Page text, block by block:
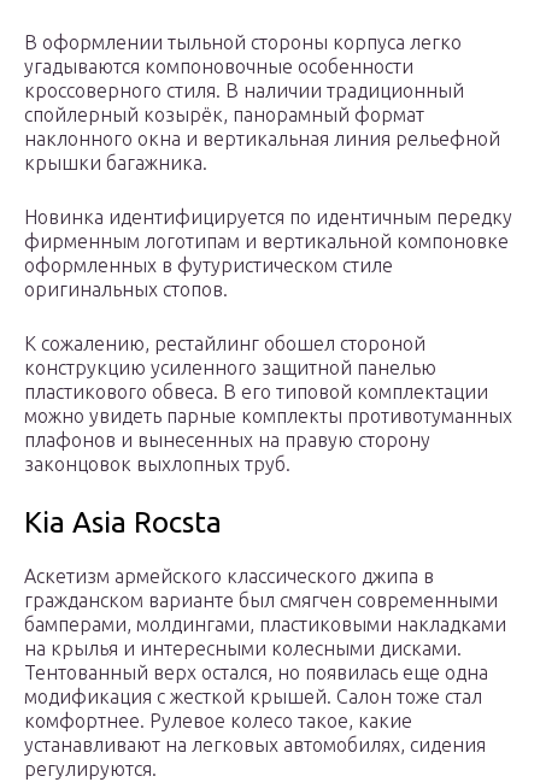
В оформлении тыльной стороны корпуса легко
угадываются компоновочные особенности
кроссоверного стиля. В наличии традиционный
спойлерный козырёк, панорамный формат
наклонного окна и вертикальная линия рельефной
крышки багажника.
Новинка идентифицируется по идентичным передку
фирменным логотипам и вертикальной компоновке
оформленных в футуристическом стиле
оригинальных стопов.
К сожалению, рестайлинг обошел стороной
конструкцию усиленного защитной панелью
пластикового обвеса. В его типовой комплектации
можно увидеть парные комплекты противотуманных
плафонов и вынесенных на правую сторону
законцовок выхлопных труб.
Kia Asia Rocsta
Аскетизм армейского классического джипа в
гражданском варианте был смягчен современными
бамперами, молдингами, пластиковыми накладками
на крылья и интересными колесными дисками.
Тентованный верх остался, но появилась еще одна
модификация с жесткой крышей. Салон тоже стал
комфортнее. Рулевое колесо такое, какие
устанавливают на легковых автомобилях, сидения
регулируются.